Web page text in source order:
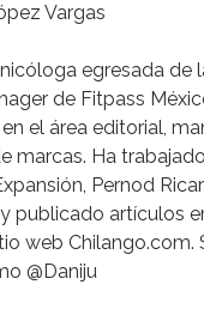
Vargas
egresada de
de Fitpass
el área editorial,
marcas. Ha
Pernod
publicado artículos
web Chilango.com.
@Daniju